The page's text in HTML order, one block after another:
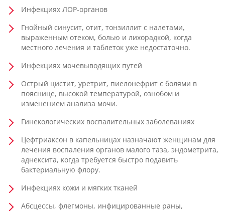
Инфекциях ЛОР-органов
Гнойный синусит, отит, тонзиллит с налетами,
выраженным отеком, болью и лихорадкой, когда
местного лечения и таблеток уже недостаточно.
Инфекциях мочевыводящих путей
Острый цистит, уретрит, пиелонефрит с болями в
пояснице, высокой температурой, ознобом и
изменением анализа мочи.
Гинекологических воспалительных заболеваниях
Цефтриаксон в капельницах назначают женщинам для
лечения воспаления органов малого таза, эндометрита,
аднексита, когда требуется быстро подавить
бактериальную флору.
Инфекциях кожи и мягких тканей
Абсцессы, флегмоны, инфицированные раны,